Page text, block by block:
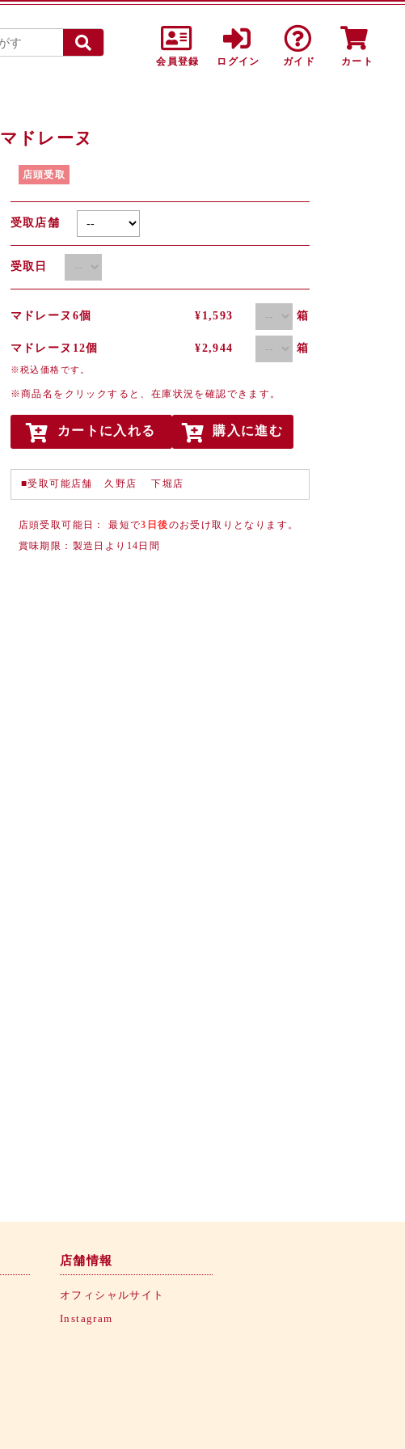
会員登録 ログイン ガイド カート
マドレーヌ
店頭受取
受取店舗
受取日
マドレーヌ6個 ¥1,593 箱
マドレーヌ12個 ¥2,944 箱
※税込価格です。
※商品名をクリックすると、在庫状況を確認できます。
カートに入れる 購入に進む
■受取可能店舗 久野店 下堀店
店頭受取可能日： 最短で3日後のお受け取りとなります。
賞味期限：製造日より14日間
店舗情報
オフィシャルサイト
Instagram